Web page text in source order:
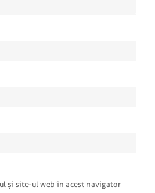
și site-ul web în acest navigator